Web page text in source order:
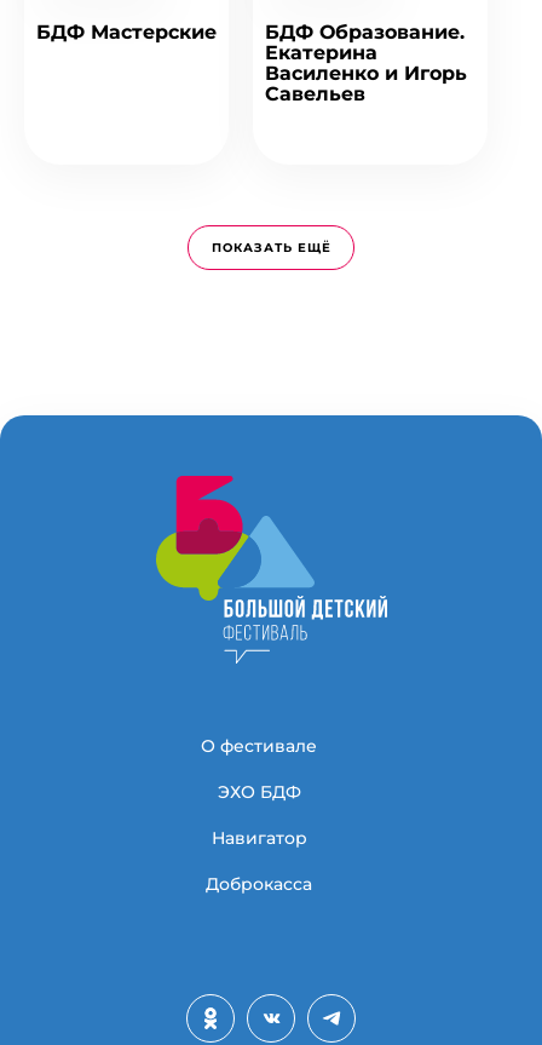
БДФ Мастерские
БДФ Образование.
Екатерина
Василенко и Игорь
Савельев
ПОКАЗАТЬ ЕЩЁ
О фестивале
ЭХО БДФ
Навигатор
Доброкасса